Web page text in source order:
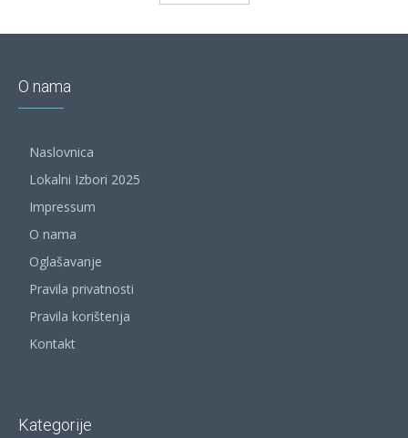
O nama
Naslovnica
Lokalni Izbori 2025
Impressum
O nama
Oglašavanje
Pravila privatnosti
Pravila korištenja
Kontakt
Kategorije